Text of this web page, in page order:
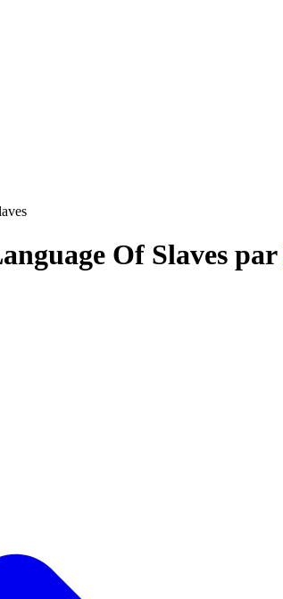
Of Slaves par